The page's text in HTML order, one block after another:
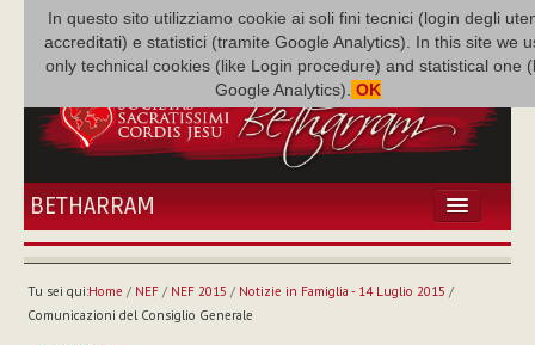
In questo sito utilizziamo cookie ai soli fini tecnici (login degli
accreditati) e statistici (tramite Google Analytics). In this site we
only technical cookies (like Login procedure) and statistical one
Google Analytics). OK
BETHARRAM
HOME
BÉTHARRAM
Tu sei qui:Home / NEF/ NEF 2015 / Notizie in Famiglia - 14 Luglio 2015 /
Comunicazioni del Consiglio Generale